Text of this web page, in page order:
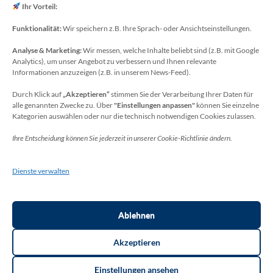
Ihr Vorteil:
Funktionalität:Wir speichern z.B. Ihre Sprach- oder Ansichtseinstellungen.
Analyse & Marketing:Wir messen, welche Inhalte beliebt sind (z.B. mit Google
Analytics), um unser Angebot zu verbessern und Ihnen relevante
Informationen anzuzeigen (z.B. in unserem News-Feed).
Durch Klick auf „Akzeptieren“ stimmen Sie der Verarbeitung Ihrer Daten für
alle genannten Zwecke zu. Über"Einstellungen anpassen" können Sie einzelne
Kategorien auswählen oder nur die technisch notwendigen Cookies zulassen.
Ihre Entscheidung können Sie jederzeit in unserer Cookie-Richtlinie ändern.
Dienste verwalten
Akzeptieren
Ablehnen
Einstellungen ansehen
E-Mail: koechling[at]meckenheim-thr.de
Datenschutzbeauftragter
Sie erreichen unseren Datenschutzbeauftragten
unter:
Wolfgang Dax-Rommswinkel
Kaiser-Wilhelm-Platz 1
Deutschland
E-Mail: datenschutz-schulen[at]rhein-sieg-kreis.de